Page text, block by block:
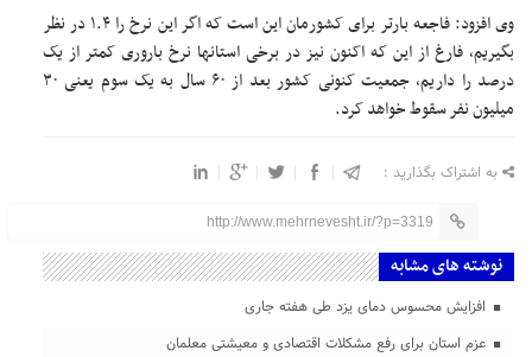
وی افزود: فاجعه بارتر برای کشورمان این است که اگر این نرخ را ۱.۴ در نظر
بگیریم، فارغ از این که اکنون نیز در برخی استانها نرخ باروری کمتر از یک
درصد را داریم، جمعیت کنونی کشور بعد از ۶۰ سال به یک سوم یعنی ۳۰
میلیون نفر سقوط خواهد کرد.
به اشتراک بگذارید :
http://www.mehrnevesht.ir/?p=3319
نوشته های مشابه
افزایش محسوس دمای یزد طی هفته جاری
عزم استان برای رفع مشکلات اقتصادی و معیشتی معلمان